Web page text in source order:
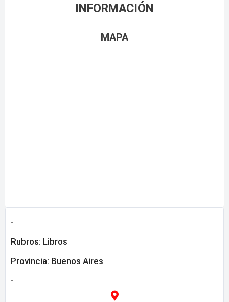
INFORMACIÓN
MAPA
-
Rubros: Libros
Provincia: Buenos Aires
-